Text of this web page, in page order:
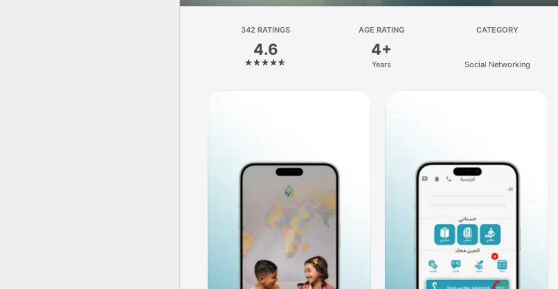
342 RATINGS
4.6
AGE RATING
4+
Years
CATEGORY
Social Networking